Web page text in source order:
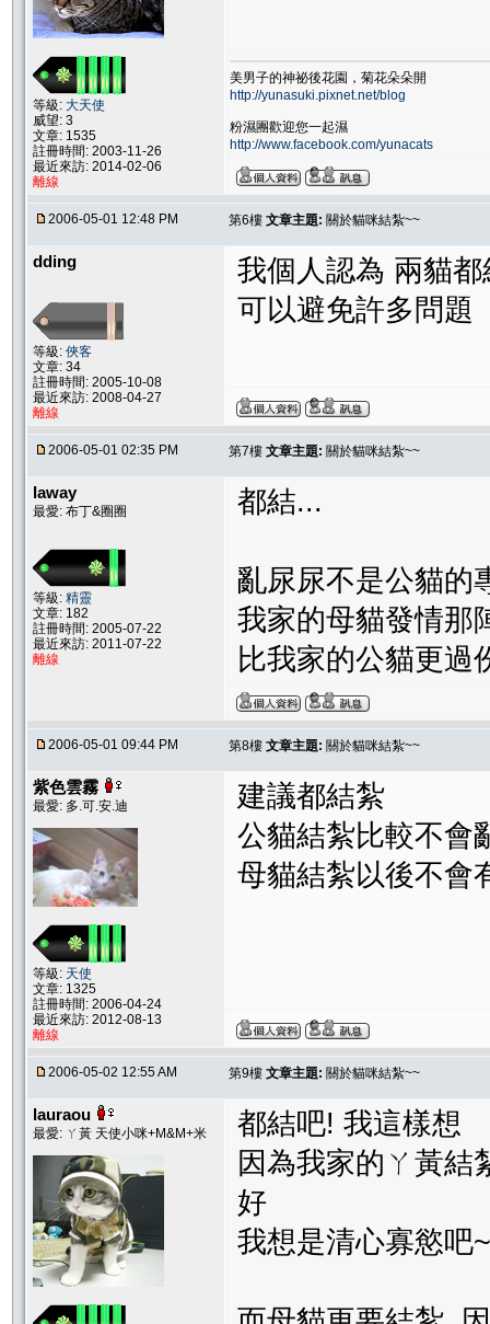
等級: 大天使
威望: 3
文章: 1535
註冊時間: 2003-11-26
最近來訪: 2014-02-06
離線
美男子的神祕後花園，菊花朵朵開
http://yunasuki.pixnet.net/blog
粉濕團歡迎您一起濕
http://www.facebook.com/yunacats
2006-05-01 12:48 PM 第6樓 文章主題: 關於貓咪結紮~~
dding
等級: 俠客
文章: 34
註冊時間: 2005-10-08
最近來訪: 2008-04-27
離線
我個人認為 兩貓都
可以避免許多問題
2006-05-01 02:35 PM 第7樓 文章主題: 關於貓咪結紮~~
laway
最愛: 布丁&圈圈
等級: 精靈
文章: 182
註冊時間: 2005-07-22
最近來訪: 2011-07-22
離線
都結...
亂尿尿不是公貓的
我家的母貓發情那
比我家的公貓更過
2006-05-01 09:44 PM 第8樓 文章主題: 關於貓咪結紮~~
紫色雲霧
最愛: 多.可.安.迪
等級: 天使
文章: 1325
註冊時間: 2006-04-24
最近來訪: 2012-08-13
離線
建議都結紮
公貓結紮比較不會
母貓結紮以後不會
2006-05-02 12:55 AM 第9樓 文章主題: 關於貓咪結紮~~
lauraou
最愛: ㄚ黃 天使小咪+M&M+米
都結吧! 我這樣想
因為我家的ㄚ黃
好
我想是清心寡慾